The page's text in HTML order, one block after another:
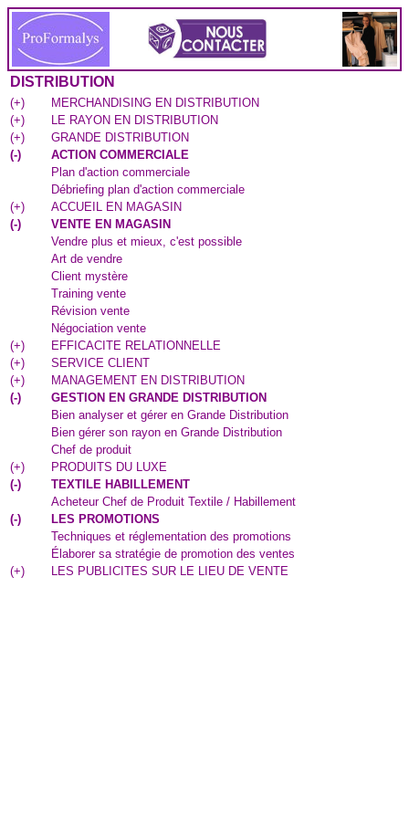
DISTRIBUTION
(+)
MERCHANDISING EN DISTRIBUTION
(+)
LE RAYON EN DISTRIBUTION
(+)
GRANDE DISTRIBUTION
(-)
ACTION COMMERCIALE
Plan d'action commerciale
Débriefing plan d'action commerciale
(+)
ACCUEIL EN MAGASIN
(-)
VENTE EN MAGASIN
Vendre plus et mieux, c'est possible
Art de vendre
Client mystère
Training vente
Révision vente
Négociation vente
(+)
EFFICACITE RELATIONNELLE
(+)
SERVICE CLIENT
(+)
MANAGEMENT EN DISTRIBUTION
(-)
GESTION EN GRANDE DISTRIBUTION
Bien analyser et gérer en Grande Distribution
Bien gérer son rayon en Grande Distribution
Chef de produit
(+)
PRODUITS DU LUXE
(-)
TEXTILE HABILLEMENT
Acheteur Chef de Produit Textile / Habillement
(-)
LES PROMOTIONS
Techniques et réglementation des promotions
Élaborer sa stratégie de promotion des ventes
(+) LES PUBLICITES SUR LE LIEU DE VENTE